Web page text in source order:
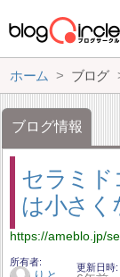
ホーム ブログ
ブログ情報
セラミド
は小さく
https://ameblo.jp/
所有者
更新日時